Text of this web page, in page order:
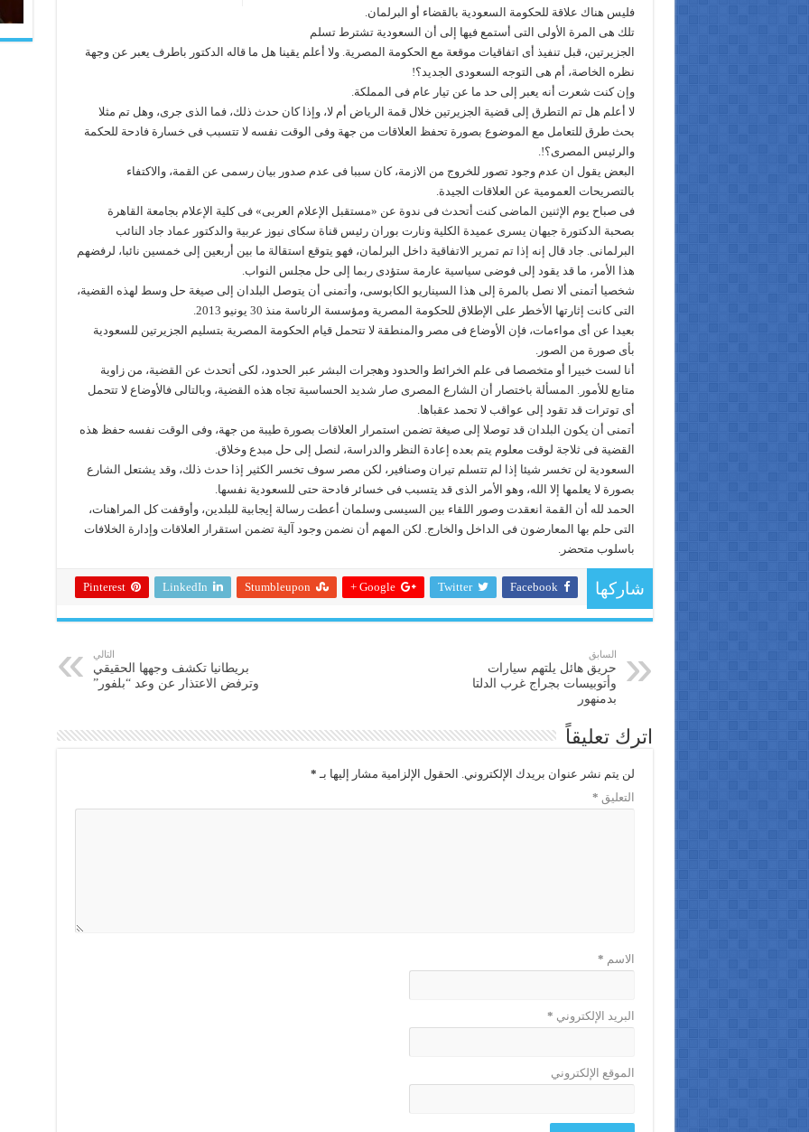
فليس هناك علاقة للحكومة السعودية بالقضاء أو البرلمان.
تلك هى المرة الأولى التى أستمع فيها إلى أن السعودية تشترط تسلم
الجزيرتين، قبل تنفيذ أى اتفاقيات موقعة مع الحكومة المصرية. ولا أعلم يقينا هل ما قاله الدكتور باطرف يعبر عن وجهة
نظره الخاصة، أم هى التوجه السعودى الجديد؟!
وإن كنت شعرت أنه يعبر إلى حد ما عن تيار عام فى المملكة.
لا أعلم هل تم التطرق إلى قضية الجزيرتين خلال قمة الرياض أم لا، وإذا كان حدث ذلك، فما الذى جرى، وهل تم مثلا
بحث طرق للتعامل مع الموضوع بصورة تحفظ العلاقات من جهة وفى الوقت نفسه لا تتسبب فى خسارة فادحة للحكمة
والرئيس المصرى؟!.
البعض يقول ان عدم وجود تصور للخروج من الازمة، كان سببا فى عدم صدور بيان رسمى عن القمة، والاكتفاء
بالتصريحات العمومية عن العلاقات الجيدة.
فى صباح يوم الإثنين الماضى كنت أتحدث فى ندوة عن «مستقبل الإعلام العربى» فى كلية الإعلام بجامعة القاهرة
بصحبة الدكتورة جيهان يسرى عميدة الكلية ونارت بوران رئيس قناة سكاى نيوز عربية والدكتور عماد جاد النائب
البرلمانى. جاد قال إنه إذا تم تمرير الاتفاقية داخل البرلمان، فهو يتوقع استقالة ما بين أربعين إلى خمسين نائبا، لرفضهم
هذا الأمر، ما قد يقود إلى فوضى سياسية عارمة ستؤدى ربما إلى حل مجلس النواب.
شخصيا أتمنى ألا نصل بالمرة إلى هذا السيناريو الكابوسى، وأتمنى أن يتوصل البلدان إلى صيغة حل وسط لهذه القضية،
التى كانت إثارتها الأخطر على الإطلاق للحكومة المصرية ومؤسسة الرئاسة منذ 30 يونيو 2013.
بعيدا عن أى مواءمات، فإن الأوضاع فى مصر والمنطقة لا تتحمل قيام الحكومة المصرية بتسليم الجزيرتين للسعودية
بأى صورة من الصور.
أنا لست خبيرا أو متخصصا فى علم الخرائط والحدود وهجرات البشر عبر الحدود، لكى أتحدث عن القضية، من زاوية
متابع للأمور. المسألة باختصار أن الشارع المصرى صار شديد الحساسية تجاه هذه القضية، وبالتالى فالأوضاع لا تتحمل
أى توترات قد تقود إلى عواقب لا تحمد عقباها.
أتمنى أن يكون البلدان قد توصلا إلى صيغة تضمن استمرار العلاقات بصورة طيبة من جهة، وفى الوقت نفسه حفظ هذه
القضية فى ثلاجة لوقت معلوم يتم بعده إعادة النظر والدراسة، لنصل إلى حل مبدع وخلاق.
السعودية لن تخسر شيئا إذا لم تتسلم تيران وصنافير، لكن مصر سوف تخسر الكثير إذا حدث ذلك، وقد يشتعل الشارع
بصورة لا يعلمها إلا الله، وهو الأمر الذى قد يتسبب فى خسائر فادحة حتى للسعودية نفسها.
الحمد لله أن القمة انعقدت وصور اللقاء بين السيسى وسلمان أعطت رسالة إيجابية للبلدين، وأوقفت كل المراهنات،
التى حلم بها المعارضون فى الداخل والخارج. لكن المهم أن نضمن وجود آلية تضمن استقرار العلاقات وإدارة الخلافات
باسلوب متحضر.
شاركها Facebook
Twitter
Google +
Stumbleupon
LinkedIn
Pinterest
السابق
حريق هائل يلتهم سيارات
وأتوبيسات بجراج غرب الدلتا
بدمنهور
التالي
بريطانيا تكشف وجهها الحقيقي
وترفض الاعتذار عن وعد “بلفور”
اترك تعليقاً
لن يتم نشر عنوان بريدك الإلكتروني. الحقول الإلزامية مشار إليها بـ *
التعليق *
الاسم *
البريد الإلكتروني *
الموقع الإلكتروني